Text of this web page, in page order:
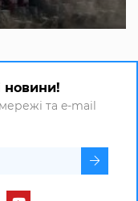
новини!
та e-mail